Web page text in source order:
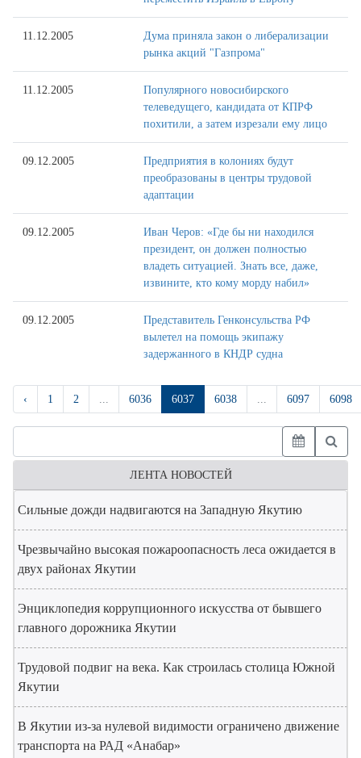
11.12.2005
Дума приняла закон о либерализации
рынка акций "Газпрома"
11.12.2005
Популярного новосибирского
телеведущего, кандидата от КПРФ
похитили, а затем изрезали ему лицо
09.12.2005
Предприятия в колониях будут
преобразованы в центры трудовой
адаптации
09.12.2005
Иван Черов: «Где бы ни находился
президент, он должен полностью
владеть ситуацией. Знать все, даже,
извините, кто кому морду набил»
09.12.2005
Представитель Генконсульства РФ
вылетел на помощь экипажу
задержанного в КНДР судна
‹ 1 2 ... 6036 6037 6038 ... 6097 6098
ЛЕНТА НОВОСТЕЙ
Сильные дожди надвигаются на Западную Якутию
Чрезвычайно высокая пожароопасность леса ожидается в
двух районах Якутии
Энциклопедия коррупционного искусства от бывшего
главного дорожника Якутии
Трудовой подвиг на века. Как строилась столица Южной
Якутии
В Якутии из-за нулевой видимости ограничено движение
транспорта на РАД «Анабар»